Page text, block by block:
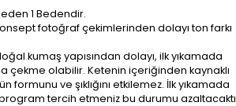
1 Bedendir.
fotoğraf çekimlerinden dolayı ton farkı
kumaş yapısından dolayı, ilk yıkamada
çekme olabilir. Ketenin içeriğinden kaynaklı
formunu ve şıklığını etkilemez. İlk yıkamada
tercih etmeniz bu durumu azaltacaktı